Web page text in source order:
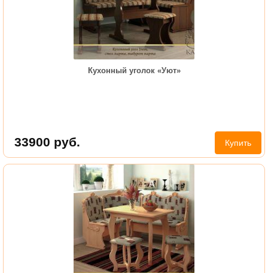
Кухонный уголок «Уют»
33900 руб. Купить